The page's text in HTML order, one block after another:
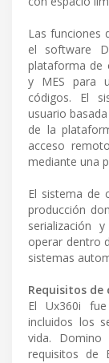
Las funciones
el software
plataforma de
y MES para
códigos. El
usuario
de la
acceso
mediante una
El sistema de
producción
serialización
operar dentro
sistemas
Requisitos
El Ux360i
incluidos los
vida.
requisitos de